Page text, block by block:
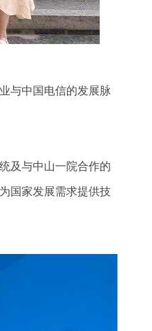
与中国电信的发展脉
及与中山一院合作的
国家发展需求提供技